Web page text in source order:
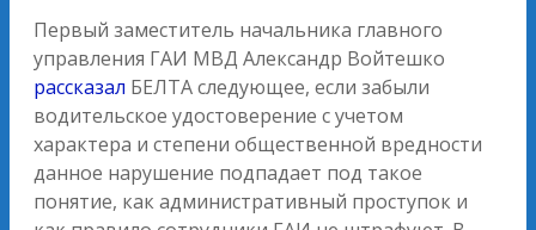
Первый заместитель начальника главного
управления ГАИ МВД Александр Войтешко
рассказал БЕЛТА следующее, если забыли
водительское удостоверение с учетом
характера и степени общественной вредности
данное нарушение подпадает под такое
понятие, как административный проступок и